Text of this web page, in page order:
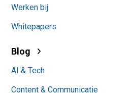
Werken bij
Whitepapers
Blog
AI & Tech
Content & Communicatie